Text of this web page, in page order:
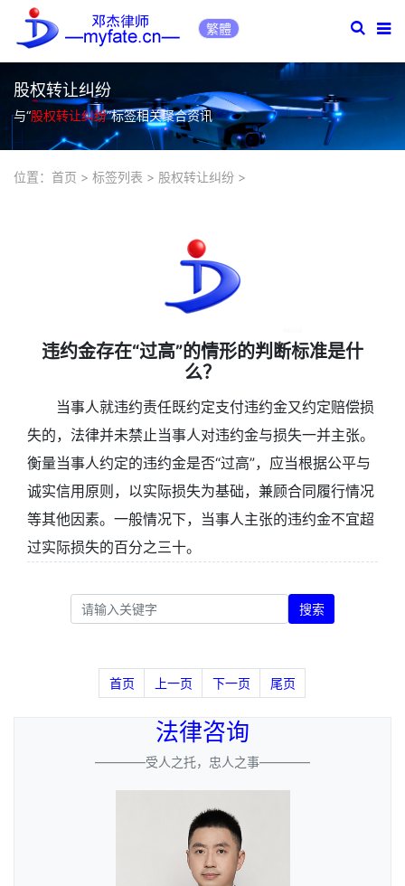
繁體
股权转让纠纷
与“股权转让纠纷”标签相关聚合资讯
位置： 首页 > 标签列表 > 股权转让纠纷 >
违约金存在“过高”的情形的判断标准是什
么？
当事人就违约责任既约定支付违约金又约定赔偿损
失的，法律并未禁止当事人对违约金与损失一并主张。
衡量当事人约定的违约金是否“过高”，应当根据公平与
诚实信用原则，以实际损失为基础，兼顾合同履行情况
等其他因素。一般情况下，当事人主张的违约金不宜超
过实际损失的百分之三十。
搜索
首页 上一页 下一页 尾页
法律咨询
————受人之托，忠人之事————